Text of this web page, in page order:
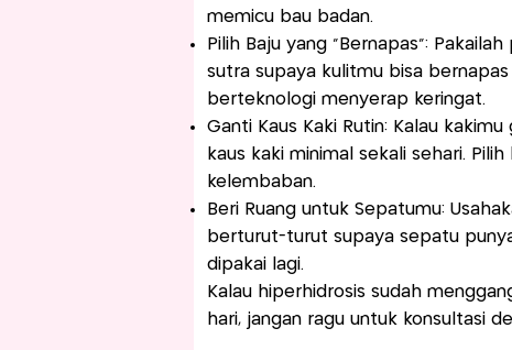
memicu bau badan.
Pilih Baju yang "Bernapas":
sutra supaya kulitmu bisa
berteknologi menyerap keringat.
Ganti Kaus Kaki Rutin: Kalau
kaus kaki minimal sekali sehari.
kelembaban.
Beri Ruang untuk Sepatumu:
berturut-turut supaya sepatu
dipakai lagi.
Kalau hiperhidrosis sudah
hari, jangan ragu untuk konsultasi